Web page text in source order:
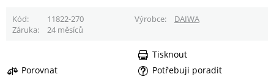
Kód 11822-270 Výrobce
DAIWA
Záruka
24 měsíců
Porovnat
Potřebuji poradit
Tisknout